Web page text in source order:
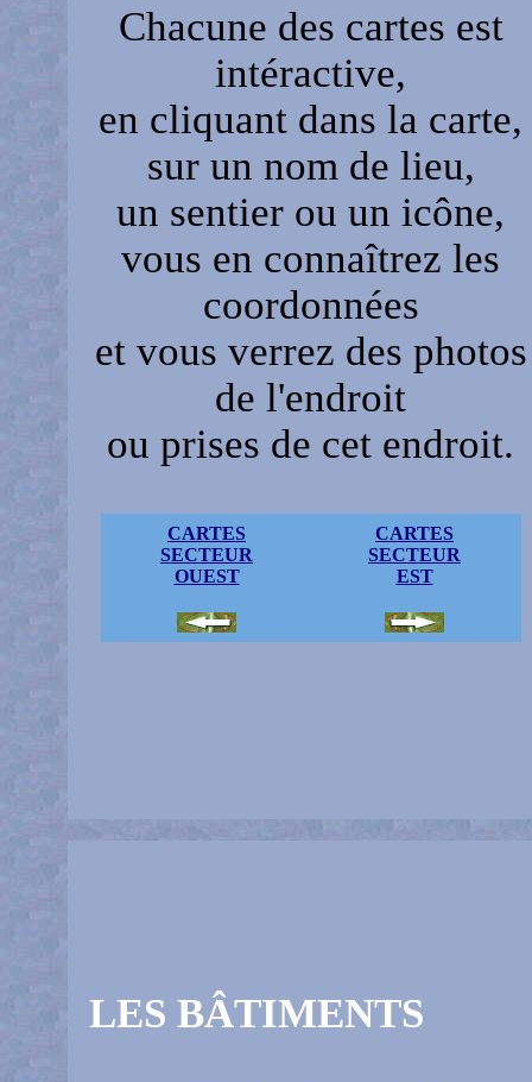
Chacune des cartes est
intéractive,
en cliquant dans la carte,
sur un nom de lieu,
un sentier ou un icône,
vous en connaîtrez les
coordonnées
et vous verrez des photos
de l'endroit
ou prises de cet endroit.
CARTES
SECTEUR
OUEST
CARTES
SECTEUR
EST
LES BÂTIMENTS